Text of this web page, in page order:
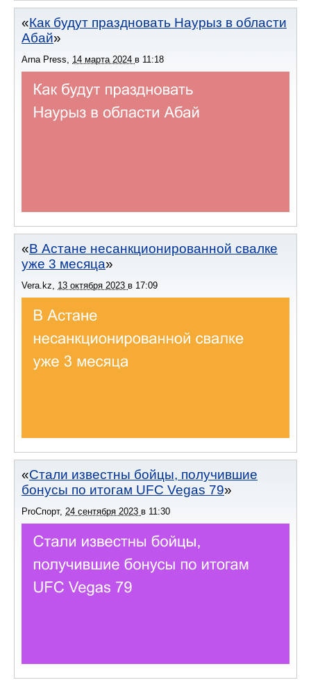
Как будут праздновать Наурыз в области
Абай
Arna Press, 14 марта 2024 в 11:18
В Астане несанкционированной свалке
уже 3 месяца
Vera.kz, 13 октября 2023 в 17:09
Стали известны бойцы, получившие
бонусы по итогам UFC Vegas 79
ProСпорт, 24 сентября 2023 в 11:30